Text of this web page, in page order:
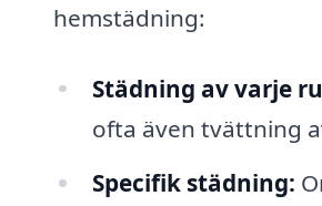
hemstädning:
Städning av varje
ofta även tvättning
Specifik städning: